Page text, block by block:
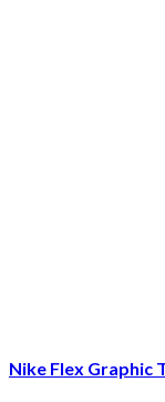
Nike Flex